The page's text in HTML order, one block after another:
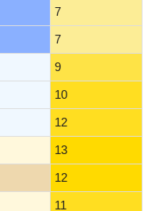
7
7
9
10
12
13
12
11